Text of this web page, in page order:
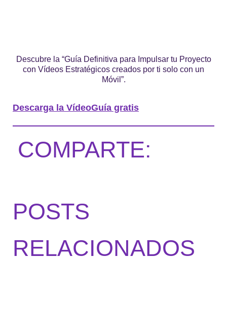
Descubre la “Guía Definitiva para Impulsar tu Proyecto
con Vídeos Estratégicos creados por ti solo con un
Móvil”.
Descarga la VídeoGuía gratis
COMPARTE:
POSTS
RELACIONADOS